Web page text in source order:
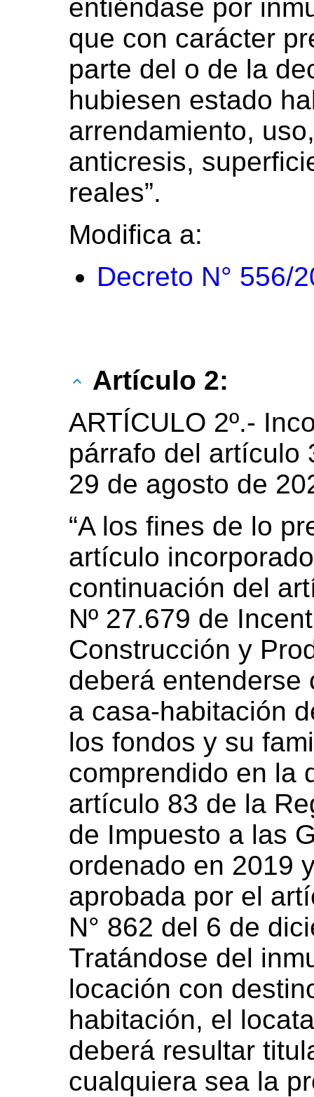
entiéndase por
que con carácter
parte del o de la
hubiesen estado
arrendamiento,
anticresis,
reales”.
Modifica a:
Decreto N° 556/
Artículo 2:
ARTÍCULO 2º.-
párrafo del artículo
29 de agosto de
“A los fines de lo
artículo
continuación del
Nº 27.679 de
Construcción y
deberá entenderse
a casa-habitación
los fondos y su
comprendido en la
artículo 83 de la
de Impuesto a las
ordenado en 2019
aprobada por el
N° 862 del 6 de
Tratándose del
locación con
habitación, el
deberá resultar
cualquiera sea la